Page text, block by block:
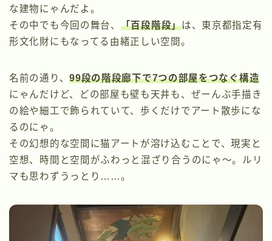
な建物にゃんだよ。
その中でも今回の舞台、 「百段階段」は、東京都指定有
形文化財にもなってる由緒正しい空間。
名前の通り、99段の階段廊下で7つの部屋をつなぐ構造
にゃんだけど、どの部屋も壁も天井も、ぜーんぶ手描き
の絵や細工で飾られていて、歩くだけでアート散歩にな
るのにゃ。
その幻想的な空間に猫アートが溶け込むことで、現実と
空想、時間と空間がふわっと混ざり合うのにゃ〜。ルリ
マも思わずうっとり……。